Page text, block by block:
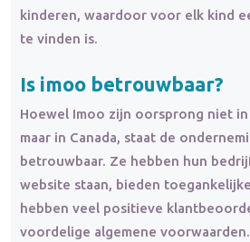
kinderen, waardoor voor elk kind
te vinden is.
Is imoo betrouwbaar?
Hoewel Imoo zijn oorsprong niet
maar in Canada, staat de
betrouwbaar. Ze hebben hun
website staan, bieden toegankelijke
hebben veel positieve
voordelige algemene